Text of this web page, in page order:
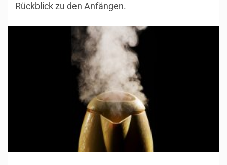
Rückblick zu den Anfängen.